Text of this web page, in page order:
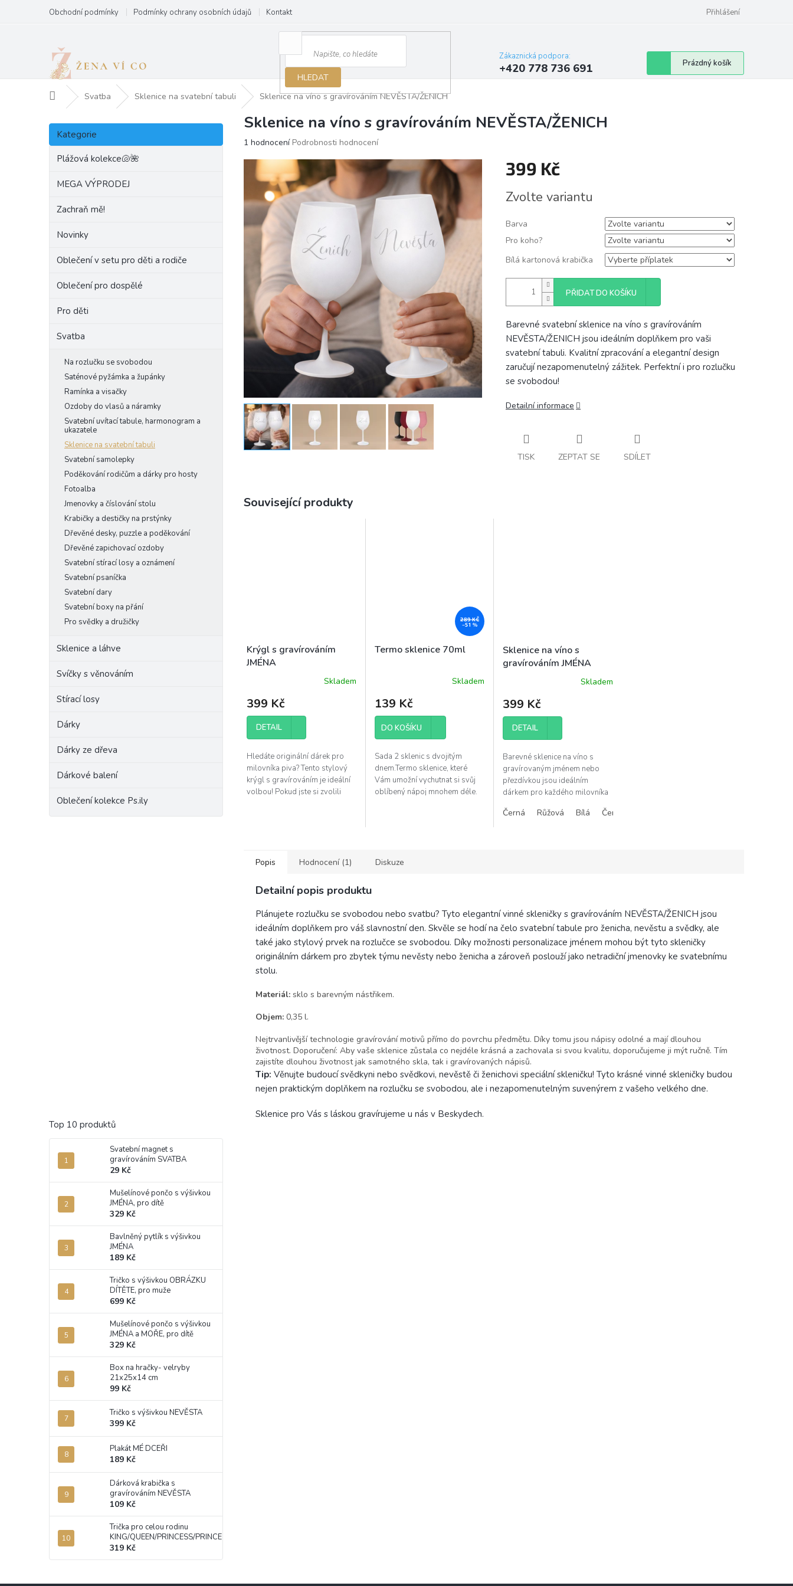
obsah
Obchodní podmínky Podmínky ochrany osobních údajů Kontakt Přihlášení
HLEDAT
Zákaznická podpora:
+420 778 736 691
Nákupní
košík
Prázdný košík
Domů Svatba Sklenice na svatební tabuli Sklenice na víno s gravírováním NEVĚSTA/ŽENICH
P
s
Přeskočit
kategorie
Kategorie
Plážová kolekce🐚🌺
MEGA VÝPRODEJ
Zachraň mě!
Novinky
Oblečení v setu pro děti a rodiče
Oblečení pro dospělé
Pro děti
Svatba
Na rozlučku se svobodou
Saténové pyžámka a župánky
Ramínka a visačky
Ozdoby do vlasů a náramky
Svatební uvítací tabule, harmonogram a
ukazatele
Sklenice na svatební tabuli
Svatební samolepky
Poděkování rodičům a dárky pro hosty
Fotoalba
Jmenovky a číslování stolu
Krabičky a destičky na prstýnky
Dřevěné desky, puzzle a poděkování
Dřevěné zapichovací ozdoby
Svatební stírací losy a oznámení
Svatební psaníčka
Svatební dary
Svatební boxy na přání
Pro svědky a družičky
Sklenice a láhve
Svíčky s věnováním
Stírací losy
Dárky
Dárky ze dřeva
Dárkové balení
Oblečení kolekce Ps.ily
Top 10 produktů
Svatební magnet s
gravírováním SVATBA
29 Kč
Mušelínové pončo s výšivkou
JMÉNA, pro dítě
329 Kč
Bavlněný pytlík s výšivkou
JMÉNA
189 Kč
Tričko s výšivkou OBRÁZKU
DÍTĚTE, pro muže
699 Kč
Mušelínové pončo s výšivkou
JMÉNA a MOŘE, pro dítě
329 Kč
Box na hračky- velryby
21x25x14 cm
99 Kč
Tričko s výšivkou NEVĚSTA
399 Kč
Plakát MÉ DCEŘI
189 Kč
Dárková krabička s
gravírováním NEVĚSTA
109 Kč
Trička pro celou rodinu
KING/QUEEN/PRINCESS/PRINCE
319 Kč
Sklenice na víno s gravírováním NEVĚSTA/ŽENICH
Průměrné
produktu
z
5
hvězdiček.
1 hodnocení Podrobnosti hodnocení
399 Kč
cena:
Zvolte variantu
Barva
Pro koho?
Bílá kartonová krabička
PŘIDAT DO KOŠÍKU
Barevné svatební sklenice na víno s gravírováním
NEVĚSTA/ŽENICH jsou ideálním doplňkem pro vaši
svatební tabuli. Kvalitní zpracování a elegantní design
zaručují nezapomenutelný zážitek. Perfektní i pro rozlučku
se svobodou!
Detailní informace
TISK ZEPTAT SE SDÍLET
Související produkty
Krýgl s gravírováním
JMÉNA
produktu
je
5,0
z
hvězdiček.
Skladem
399 Kč
DETAIL
Hledáte originální dárek pro
milovníka piva? Tento stylový
krýgl s gravírováním je ideální
volbou! Pokud jste si zvolili
289 KČ
–51 %
Termo sklenice 70ml
Skladem
139 Kč
DO KOŠÍKU
Sada 2 sklenic s dvojitým
dnem.Termo sklenice, které
Vám umožní vychutnat si svůj
oblíbený nápoj mnohem déle.
Sklenice na víno s
gravírováním JMÉNA
produktu
je
5,0
z
hvězdiček.
Skladem
399 Kč
DETAIL
Barevné sklenice na víno s
gravírovaným jménem nebo
přezdívkou jsou ideálním
dárkem pro každého milovníka
elegantní design zajistí, že si
Černá Růžová Bílá Červená
Popis Hodnocení (1) Diskuze
Detailní popis produktu
Plánujete rozlučku se svobodou nebo svatbu? Tyto elegantní vinné skleničky s gravírováním NEVĚSTA/ŽENICH jsou
ideálním doplňkem pro váš slavnostní den. Skvěle se hodí na čelo svatební tabule pro ženicha, nevěstu a svědky, ale
také jako stylový prvek na rozlučce se svobodou. Díky možnosti personalizace jménem mohou být tyto skleničky
originálním dárkem pro zbytek týmu nevěsty nebo ženicha a zároveň poslouží jako netradiční jmenovky ke svatebnímu
stolu.
Materiál: sklo s barevným nástřikem.
Objem: 0,35 l.
Nejtrvanlivější technologie gravírování motivů přímo do povrchu předmětu. Díky tomu jsou nápisy odolné a mají dlouhou
životnost. Doporučení: Aby vaše sklenice zůstala co nejdéle krásná a zachovala si svou kvalitu, doporučujeme ji mýt ručně. Tím
zajistíte dlouhou životnost jak samotného skla, tak i gravírovaných nápisů.
Tip: Věnujte budoucí svědkyni nebo svědkovi, nevěstě či ženichovi speciální skleničku! Tyto krásné vinné skleničky budou
nejen praktickým doplňkem na rozlučku se svobodou, ale i nezapomenutelným suvenýrem z vašeho velkého dne.
Sklenice pro Vás s láskou gravírujeme u nás v Beskydech.